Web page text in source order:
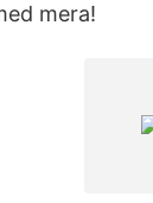
mera!